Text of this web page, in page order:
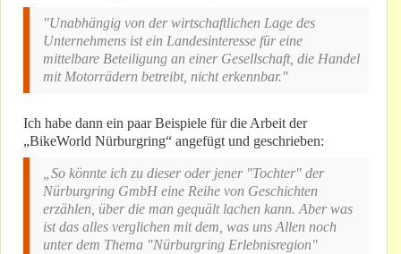
"Unabhängig von der wirtschaftlichen Lage des
Unternehmens ist ein Landesinteresse für eine
mittelbare Beteiligung an einer Gesellschaft, die Handel
mit Motorrädern betreibt, nicht erkennbar."
Ich habe dann ein paar Beispiele für die Arbeit der
„BikeWorld Nürburgring“ angefügt und geschrieben:
„So könnte ich zu dieser oder jener "Tochter" der
Nürburgring GmbH eine Reihe von Geschichten
erzählen, über die man gequält lachen kann. Aber was
ist das alles verglichen mit dem, was uns Allen noch
unter dem Thema "Nürburgring Erlebnisregion"